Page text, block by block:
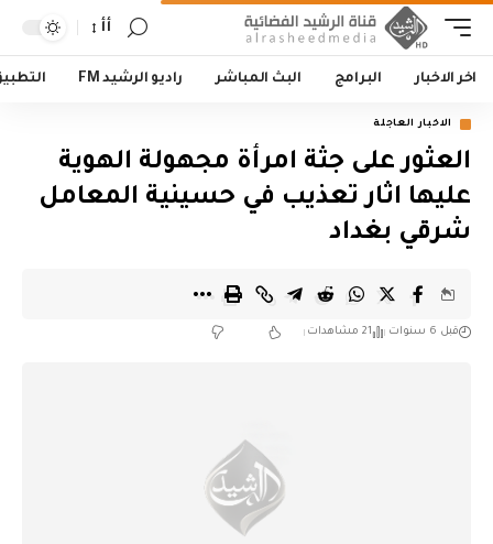
أأ
اخر الاخبار البرامج البث المباشر راديو الرشيد FM
الاخبار العاجلة
العثور على جثة امرأة مجهولة الهوية
عليها اثار تعذيب في حسينية المعامل
شرقي بغداد
قبل 6 سنوات 21 مشاهدات